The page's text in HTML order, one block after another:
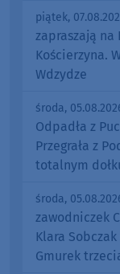
piątek,
zapraszają na
Kościerzyna.
Wdzydze
środa,
Odpadła z
Przegrała z
totalnym
środa,
zawodniczek
Klara
Gmurek